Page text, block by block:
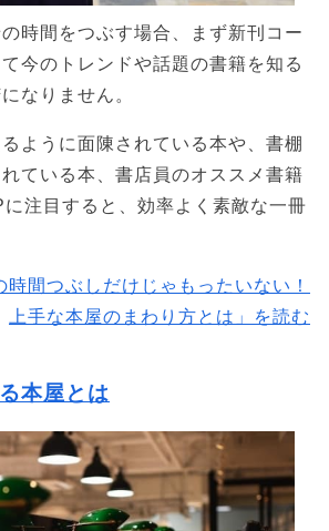
時間をつぶす場合、まず新刊コー
今のトレンドや話題の書籍を知る
なりません。
ように面陳されている本や、書棚
ている本、書店員のオススメ書籍
注目すると、効率よく素敵な一冊
時間つぶしだけじゃもったいない！
上手な本屋のまわり方とは」を読む
本屋とは